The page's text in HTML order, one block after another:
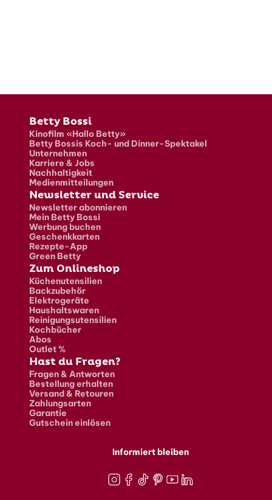
Fusszeile
Betty Bossi
Kinofilm «Hallo Betty»
Betty Bossis Koch- und Dinner-Spektakel
Unternehmen
Karriere & Jobs
Nachhaltigkeit
Medienmitteilungen
Newsletter und Service
Newsletter abonnieren
Mein Betty Bossi
Werbung buchen
Geschenkkarten
Rezepte-App
Green Betty
Zum Onlineshop
Küchenutensilien
Backzubehör
Elektrogeräte
Haushaltswaren
Reinigungsutensilien
Kochbücher
Abos
Outlet %
Hast du Fragen?
Fragen & Antworten
Bestellung erhalten
Versand & Retouren
Zahlungsarten
Garantie
Gutschein einlösen
Informiert bleiben